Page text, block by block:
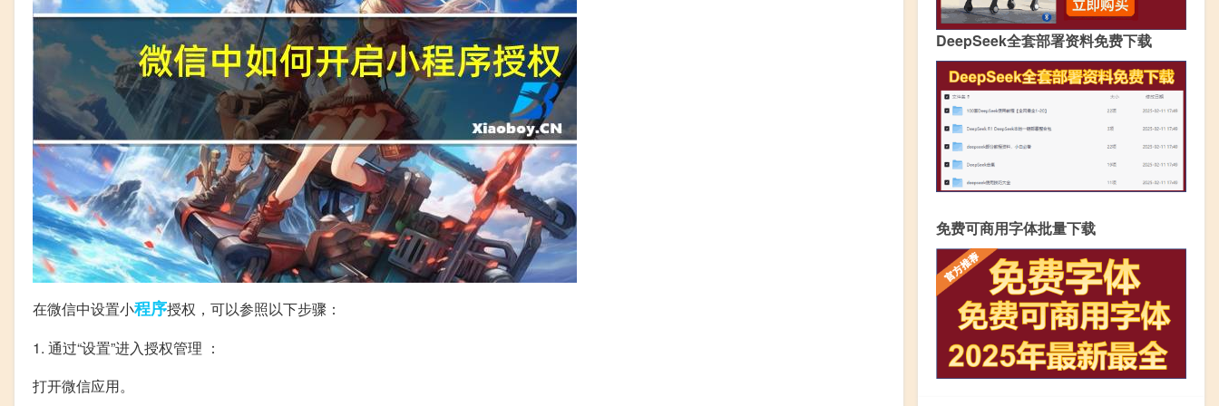
在微信中设置小程序授权，可以参照以下步骤：
1. 通过“设置”进入授权管理 ：
打开微信应用。
DeepSeek全套部署资料免费下载
免费可商用字体批量下载